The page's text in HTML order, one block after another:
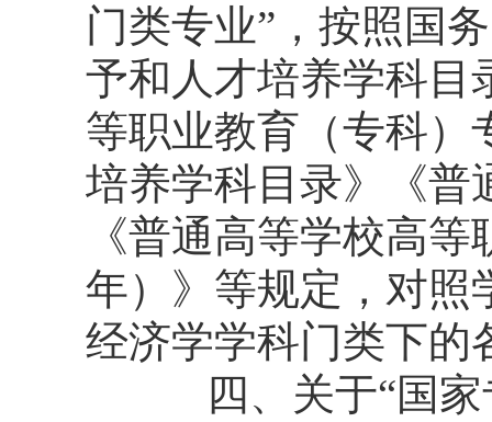
门类专业”，按照国
予和人才培养学科目
等职业教育（专科）
培养学科目录》《普
《普通高等学校高
年）》等规定，对照
经济学学科门类下的
四、关于“国家专